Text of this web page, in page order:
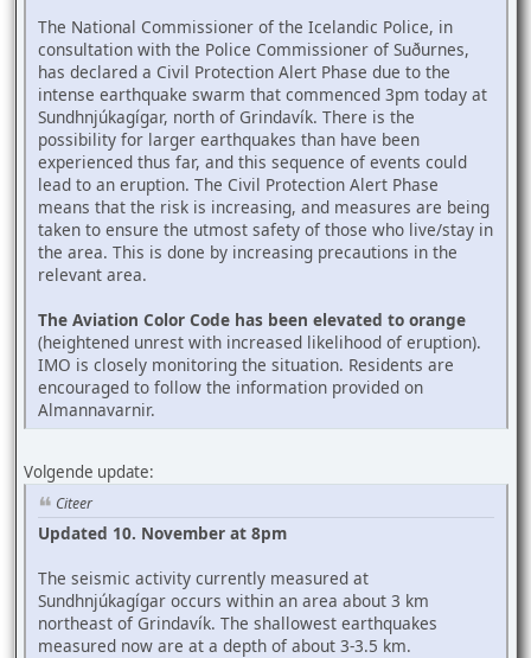
The National Commissioner of the Icelandic Police, in
consultation with the Police Commissioner of Suðurnes,
has declared a Civil Protection Alert Phase due to the
intense earthquake swarm that commenced 3pm today at
Sundhnjúkagígar, north of Grindavík. There is the
possibility for larger earthquakes than have been
experienced thus far, and this sequence of events could
lead to an eruption. The Civil Protection Alert Phase
means that the risk is increasing, and measures are being
taken to ensure the utmost safety of those who live/stay in
the area. This is done by increasing precautions in the
relevant area.
The Aviation Color Code has been elevated to orange
(heightened unrest with increased likelihood of eruption).
IMO is closely monitoring the situation. Residents are
encouraged to follow the information provided on
Almannavarnir.
Volgende update:
Citeer
Updated 10. November at 8pm
The seismic activity currently measured at
Sundhnjúkagígar occurs within an area about 3 km
northeast of Grindavík. The shallowest earthquakes
measured now are at a depth of about 3-3.5 km.